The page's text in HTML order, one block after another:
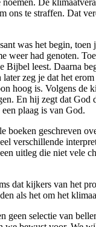
ons te straffen. Dat
was het begin,
weer had genoten.
Bijbel leest. Daarna
zeg je dat het erom
hoog is. Volgens de
En hij zegt dat God
plaag is van God.
boeken geschreven
verschillende
uitleg die niet vele
dat kijkers van het
als het om het
geen selectie van